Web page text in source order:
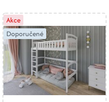
Akce
Doporučené